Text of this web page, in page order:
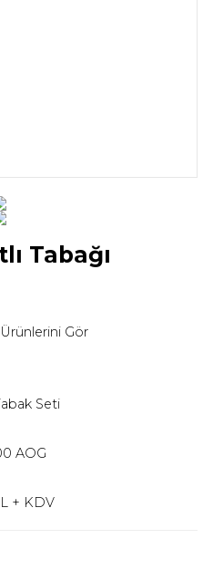
Tabağı
Gör
Seti
AOG
+ KDV